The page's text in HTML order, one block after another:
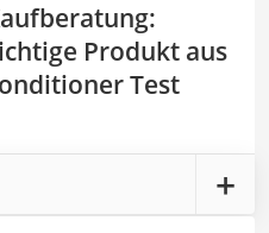
:
Produkt aus
Test